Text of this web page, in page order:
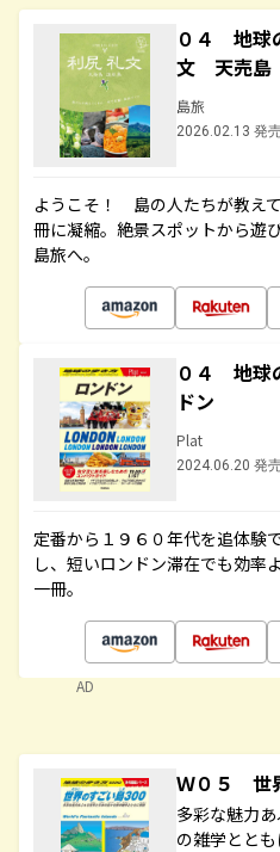
０４ 地
文 天売
島旅
2026.02.13 発
ようこそ！ 島の人たちが教え
冊に凝縮。絶景スポットから遊
島旅へ。
０４ 地球
ドン
Plat
2024.06.20 発
定番から１９６０年代を追体験
し、短いロンドン滞在でも効率
一冊。
AD
Ｗ０５ 世
多彩な魅力
の雑学とと